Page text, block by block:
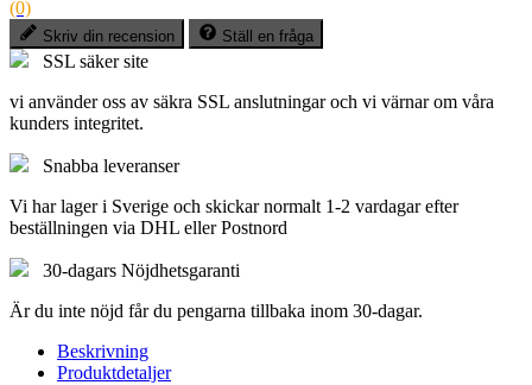
(0)
Skriv din recension Ställ en fråga
SSL säker site
vi använder oss av säkra SSL anslutningar och vi värnar om våra
kunders integritet.
Snabba leveranser
Vi har lager i Sverige och skickar normalt 1-2 vardagar efter
beställningen via DHL eller Postnord
30-dagars Nöjdhetsgaranti
Är du inte nöjd får du pengarna tillbaka inom 30-dagar.
Beskrivning
Produktdetaljer